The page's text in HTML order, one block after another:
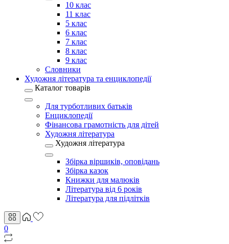
10 клас
11 клас
5 клас
6 клас
7 клас
8 клас
9 клас
Словники
Художня література та енциклопедії
Каталог товарів
Для турботливих батьків
Енциклопедії
Фінансова грамотність для дітей
Художня література
Художня література
Збірка віршиків, оповідань
Збірка казок
Книжки для малюків
Література від 6 років
Література для підлітків
0